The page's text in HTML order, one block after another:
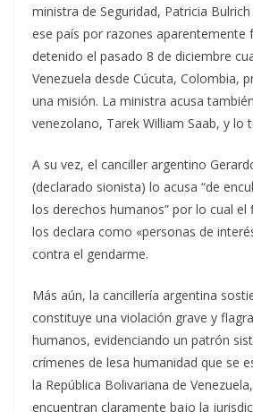
ministra de Seguridad, Patricia
ese país por razones aparentemente
detenido el pasado 8 de diciembre
Venezuela desde Cúcuta, Colombia,
una misión. La ministra acusa
venezolano, Tarek William Saab, y lo
A su vez, el canciller argentino
(declarado sionista) lo acusa “de
los derechos humanos” por lo cual el
los declara como «personas de
contra el gendarme.
Más aún, la cancillería argentina
constituye una violación grave y
humanos, evidenciando un patrón
crímenes de lesa humanidad que se
la República Bolivariana de
encuentran claramente bajo la